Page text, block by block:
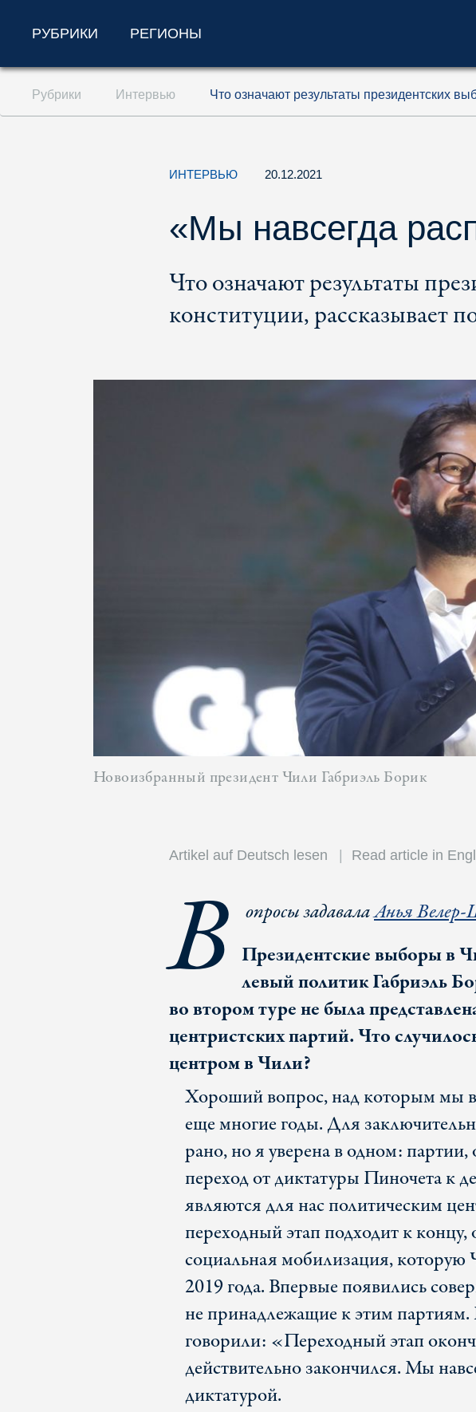
Перейти к содержанию (ключ доступа '1')
Перейти к поиску (ключ доступа '2')
РУБРИКИ РЕГИОНЫ
Рубрики Интервью Что означают результаты президентских
ИНТЕРВЬЮ 20.12.2021
«Мы навсегда
Что означают результаты
конституции, рассказывает
Новоизбранный президент Чили Габриэль Борик
Artikel auf Deutsch lesen Read article in
В опросы задавалаАнья
Президентские выборы в
левый политик Габриэль
во втором туре не была
центристских партий. Что
центром в Чили?
Хороший вопрос, над которым мы
еще многие годы. Для
рано, но я уверена в одном:
переход от диктатуры Пиночета к
являются для нас политическим
переходный этап подходит к концу,
социальная мобилизация, которую
2019 года. Впервые появились
не принадлежащие к этим партиям.
говорили: «Переходный этап
действительно закончился. Мы
диктатурой.